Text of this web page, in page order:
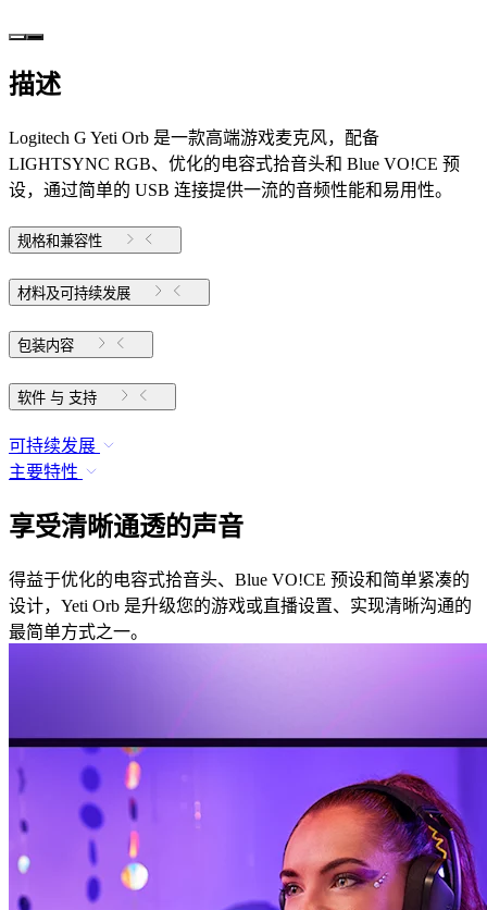
描述
Logitech G Yeti Orb 是一款高端游戏麦克风，配备
LIGHTSYNC RGB、优化的电容式拾音头和 Blue VO!CE 预
设，通过简单的 USB 连接提供一流的音频性能和易用性。
规格和兼容性
材料及可持续发展
包装内容
软件 与 支持
可持续发展
主要特性
享受清晰通透的声音
得益于优化的电容式拾音头、Blue VO!CE 预设和简单紧凑的
设计，Yeti Orb 是升级您的游戏或直播设置、实现清晰沟通的
最简单方式之一。